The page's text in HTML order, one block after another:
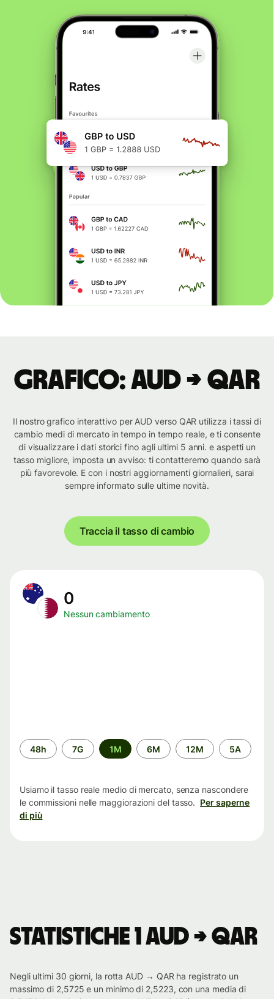
Grafico: AUD → QAR
Il nostro grafico interattivo per AUD verso QAR utilizza i tassi di
cambio medi di mercato in tempo in tempo reale, e ti consente
di visualizzare i dati storici fino agli ultimi 5 anni. e aspetti un
tasso migliore, imposta un avviso: ti contatteremo quando sarà
più favorevole. E con i nostri aggiornamenti giornalieri, sarai
sempre informato sulle ultime novità.
Traccia il tasso di cambio
0
Nessun cambiamento
Periodo
di
48h 7G 1M 6M 12M 5A
Usiamo il tasso reale medio di mercato, senza nascondere
le commissioni nelle maggiorazioni del tasso. Per saperne
di più
Statistiche 1 AUD → QAR
Negli ultimi 30 giorni, la rotta AUD → QAR ha registrato un
massimo di 2,5725 e un minimo di 2,5223, con una media di